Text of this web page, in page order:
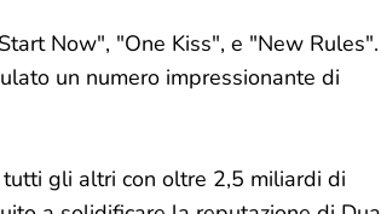
Now", "One Kiss", e "New Rules".
un numero impressionante di
gli altri con oltre 2,5 miliardi di